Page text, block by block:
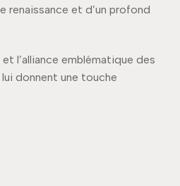
et d’un profond
l’alliance emblématique des
donnent une touche